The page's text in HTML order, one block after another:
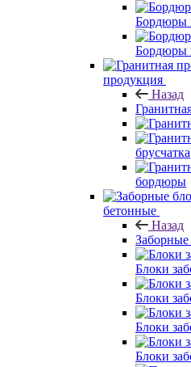
Бордюры
Бордюры
продукция
Назад
брусчатка
бордюры
бетонные
Назад
Блоки
Блоки
Блоки
Блоки